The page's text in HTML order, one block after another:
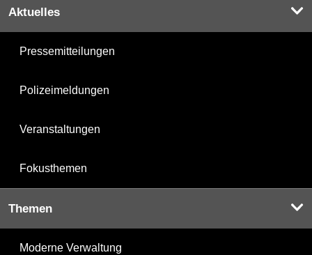
Aktuelles
Pressemitteilungen
Polizeimeldungen
Veranstaltungen
Fokusthemen
Themen
Moderne Verwaltung